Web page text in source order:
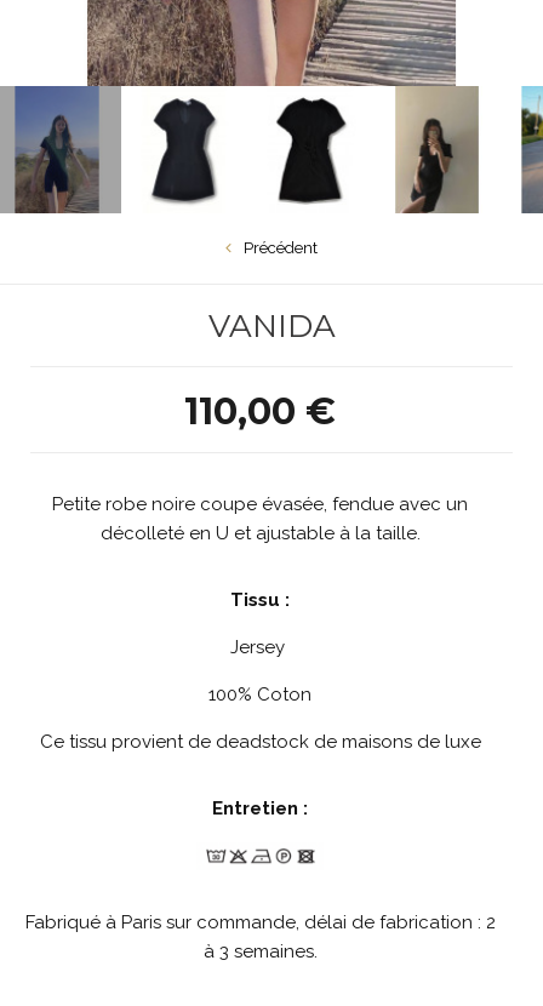
Précédent
VANIDA
110,00 €
Petite robe noire coupe évasée, fendue avec un
décolleté en U et ajustable à la taille.
Tissu :
Jersey
100% Coton
Ce tissu provient de deadstock de maisons de luxe
Entretien :
Fabriqué à Paris sur commande, délai de fabrication : 2
à 3 semaines.